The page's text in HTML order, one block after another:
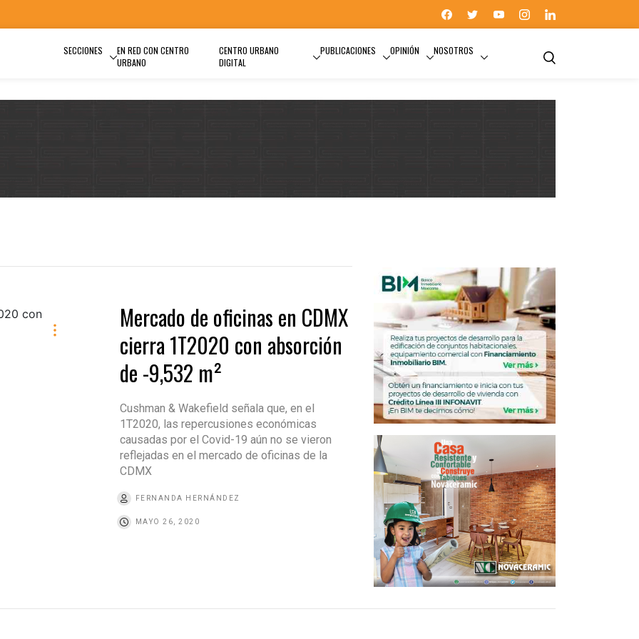
SECCIONES
EN RED CON CENTRO
URBANO
CENTRO URBANO
DIGITAL
PUBLICACIONES OPINIÓN NOSOTROS
Mercado de oficinas en CDMX
cierra 1T2020 con absorción
de -9,532 m²
Cushman & Wakefield señala que, en el
1T2020, las repercusiones económicas
causadas por el Covid-19 aún no se vieron
reflejadas en el mercado de oficinas de la
CDMX
FERNANDA HERNÁNDEZ
MAYO 26, 2020